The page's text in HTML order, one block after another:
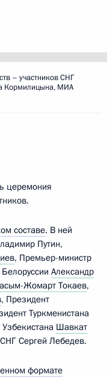
– участников СНГ
Кормилицына, МИА
церемония
составе. В ней
Путин,
, Премьер-министр
Александр
Жомарт Токаев,
, Президент
Туркменистана
Шавкат
Сергей Лебедев.
формате